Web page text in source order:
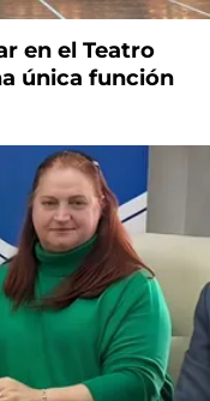
en el Teatro
única función